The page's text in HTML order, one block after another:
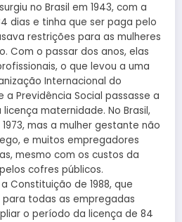
no Brasil em 1943, com a
dias e tinha que ser paga pelo
restrições para as mulheres
Com o passar dos anos, elas
o que levou a uma
Internacional do
a Previdência Social passasse a
maternidade. No Brasil,
mas a mulher gestante não
e muitos empregadores
mesmo com os custos da
cofres públicos.
Constituição de 1988, que
todas as empregadas
o período da licença de 84